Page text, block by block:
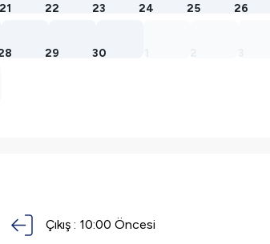
21 22 23 24 25 26
29 30
Çıkış : 10:00 Öncesi